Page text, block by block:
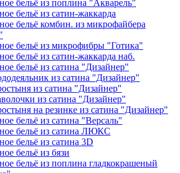
бельё из поплина "Акварель"
бельё из сатин-жаккарда
бельё комбин. из микрофайбера
бельё из микрофибры "Готика"
бельё из сатин-жаккарда наб.
бельё из сатина "Дизайнер"
из сатина "Дизайнер"
из сатина "Дизайнер"
из сатина "Дизайнер"
на резинке из сатина "Дизайнер"
бельё из сатина "Версаль"
бельё из сатина ЛЮКС
бельё из сатина 3D
бельё из бязи
бельё из поплина гладкокрашеный